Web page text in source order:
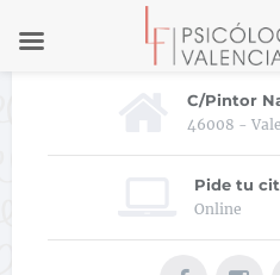
C/Pintor
46008 -
Pide tu
Online